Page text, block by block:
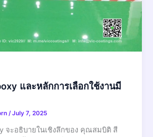
และหลักการเลือกใช้งานมี
/July 7, 2025
จะอธิบายในเชิงลึกของ คุณสมบิติ สี